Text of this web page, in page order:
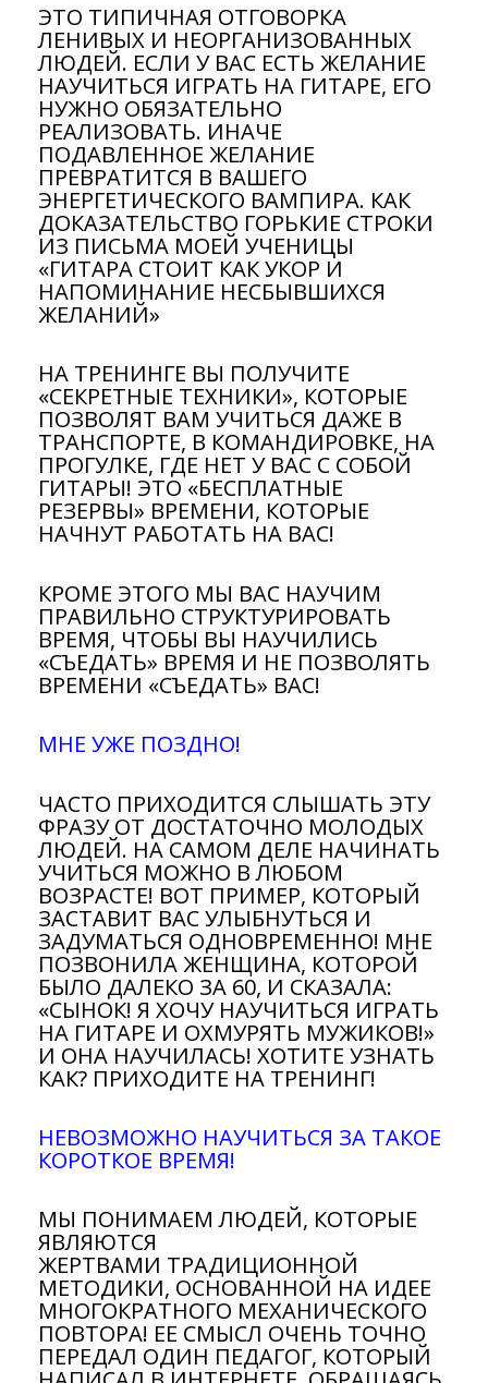
ЭТО ТИПИЧНАЯ ОТГОВОРКА
ЛЕНИВЫХ И НЕОРГАНИЗОВАННЫХ
ЛЮДЕЙ. ЕСЛИ У ВАС ЕСТЬ ЖЕЛАНИЕ
НАУЧИТЬСЯ ИГРАТЬ НА ГИТАРЕ, ЕГО
НУЖНО ОБЯЗАТЕЛЬНО
РЕАЛИЗОВАТЬ. ИНАЧЕ
ПОДАВЛЕННОЕ ЖЕЛАНИЕ
ПРЕВРАТИТСЯ В ВАШЕГО
ЭНЕРГЕТИЧЕСКОГО ВАМПИРА. КАК
ДОКАЗАТЕЛЬСТВО ГОРЬКИЕ СТРОКИ
ИЗ ПИСЬМА МОЕЙ УЧЕНИЦЫ
«ГИТАРА СТОИТ КАК УКОР И
НАПОМИНАНИЕ НЕСБЫВШИХСЯ
ЖЕЛАНИЙ»
НА ТРЕНИНГЕ ВЫ ПОЛУЧИТЕ
«СЕКРЕТНЫЕ ТЕХНИКИ», КОТОРЫЕ
ПОЗВОЛЯТ ВАМ УЧИТЬСЯ ДАЖЕ В
ТРАНСПОРТЕ, В КОМАНДИРОВКЕ, НА
ПРОГУЛКЕ, ГДЕ НЕТ У ВАС С СОБОЙ
ГИТАРЫ! ЭТО «БЕСПЛАТНЫЕ
РЕЗЕРВЫ» ВРЕМЕНИ, КОТОРЫЕ
НАЧНУТ РАБОТАТЬ НА ВАС!
КРОМЕ ЭТОГО МЫ ВАС НАУЧИМ
ПРАВИЛЬНО СТРУКТУРИРОВАТЬ
ВРЕМЯ, ЧТОБЫ ВЫ НАУЧИЛИСЬ
«СЪЕДАТЬ» ВРЕМЯ И НЕ ПОЗВОЛЯТЬ
ВРЕМЕНИ «СЪЕДАТЬ» ВАС!
МНЕ УЖЕ ПОЗДНО!
ЧАСТО ПРИХОДИТСЯ СЛЫШАТЬ ЭТУ
ФРАЗУ ОТ ДОСТАТОЧНО МОЛОДЫХ
ЛЮДЕЙ. НА САМОМ ДЕЛЕ НАЧИНАТЬ
УЧИТЬСЯ МОЖНО В ЛЮБОМ
ВОЗРАСТЕ! ВОТ ПРИМЕР, КОТОРЫЙ
ЗАСТАВИТ ВАС УЛЫБНУТЬСЯ И
ЗАДУМАТЬСЯ ОДНОВРЕМЕННО! МНЕ
ПОЗВОНИЛА ЖЕНЩИНА, КОТОРОЙ
БЫЛО ДАЛЕКО ЗА 60, И СКАЗАЛА:
«СЫНОК! Я ХОЧУ НАУЧИТЬСЯ ИГРАТЬ
НА ГИТАРЕ И ОХМУРЯТЬ МУЖИКОВ!»
И ОНА НАУЧИЛАСЬ! ХОТИТЕ УЗНАТЬ
КАК? ПРИХОДИТЕ НА ТРЕНИНГ!
НЕВОЗМОЖНО НАУЧИТЬСЯ ЗА ТАКОЕ
КОРОТКОЕ ВРЕМЯ!
МЫ ПОНИМАЕМ ЛЮДЕЙ, КОТОРЫЕ
ЯВЛЯЮТСЯ
ЖЕРТВАМИ ТРАДИЦИОННОЙ
МЕТОДИКИ, ОСНОВАННОЙ НА ИДЕЕ
МНОГОКРАТНОГО МЕХАНИЧЕСКОГО
ПОВТОРА! ЕЕ СМЫСЛ ОЧЕНЬ ТОЧНО
ПЕРЕДАЛ ОДИН ПЕДАГОГ, КОТОРЫЙ